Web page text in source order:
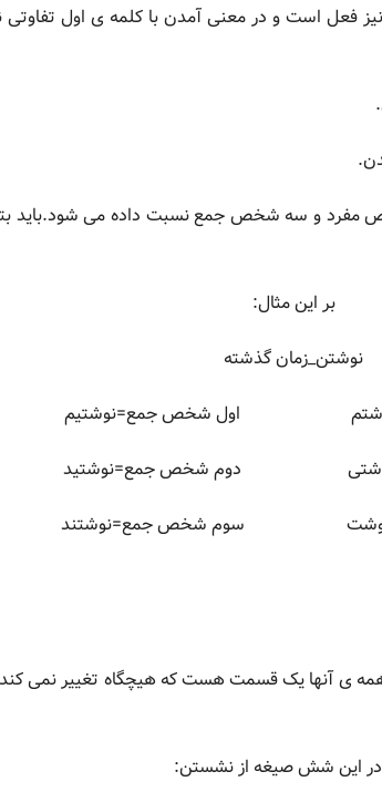
فعل است و در معنی آمدن با کلمه ی اول تفاوتی
و سه شخص جمع نسبت داده می شود.باید
بر این مثال:
نوشتن_زمان گذشته
اول شخص جمع=نوشتیم
دوم شخص جمع=نوشتید
سوم شخص جمع=نوشتند
ی آنها یک قسمت هست که هیچگاه تغییر نمی
در این شش صیغه از نشستن: